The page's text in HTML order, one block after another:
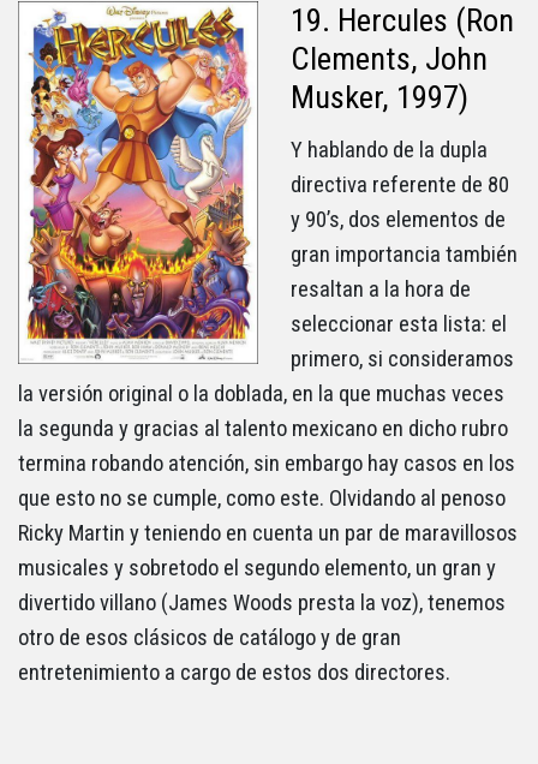
19. Hercules (Ron
Clements, John
Musker, 1997)
Y hablando de la dupla
directiva referente de 80
y 90’s, dos elementos de
gran importancia también
resaltan a la hora de
seleccionar esta lista: el
primero, si consideramos
la versión original o la doblada, en la que muchas veces
la segunda y gracias al talento mexicano en dicho rubro
termina robando atención, sin embargo hay casos en los
que esto no se cumple, como este. Olvidando al penoso
Ricky Martin y teniendo en cuenta un par de maravillosos
musicales y sobretodo el segundo elemento, un gran y
divertido villano (James Woods presta la voz), tenemos
otro de esos clásicos de catálogo y de gran
entretenimiento a cargo de estos dos directores.